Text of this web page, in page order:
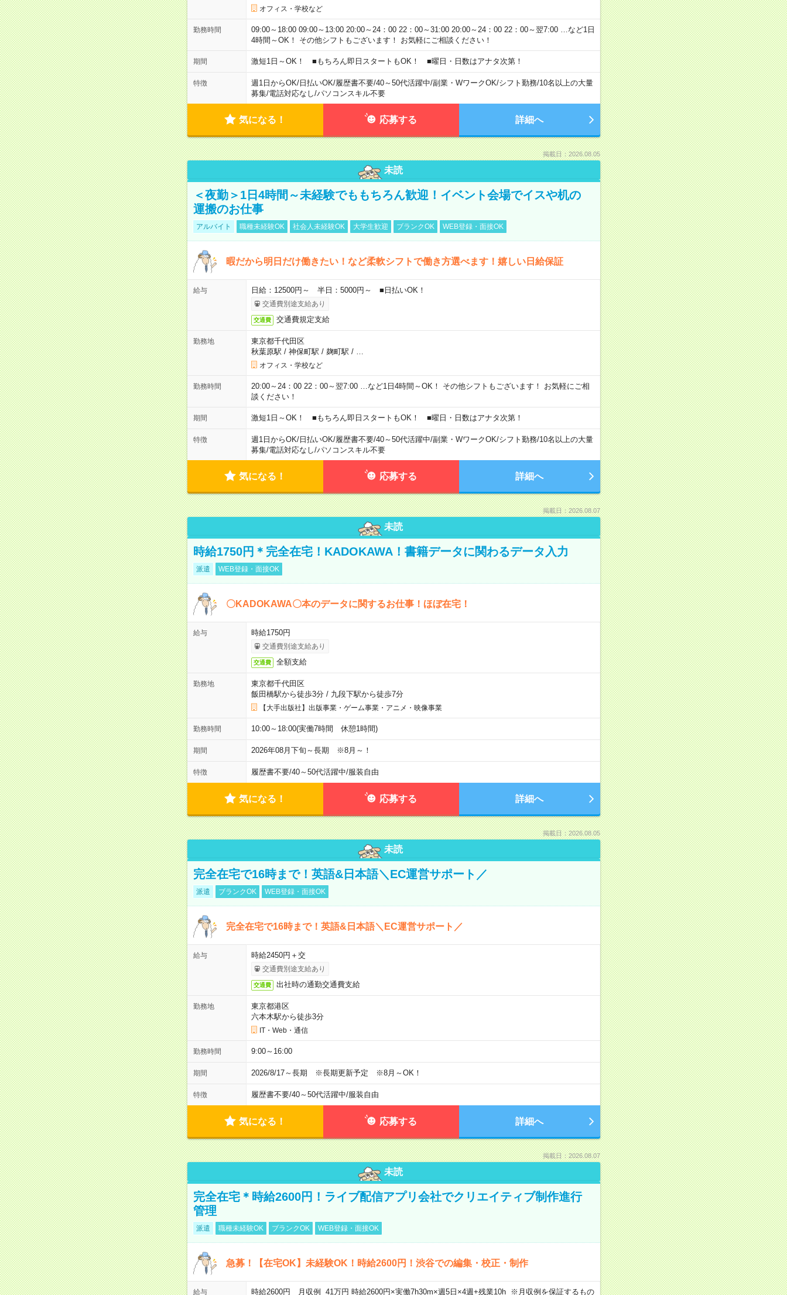
オフィス・学校など
勤務時間
09:00～18:00 09:00～13:00 20:00～24：00 22：00～31:00 20:00～24：00 22：00～翌7:00 …など1日
4時間～OK！ その他シフトもございます！ お気軽にご相談ください！
期間 激短1日～OK！ ■もちろん即日スタートもOK！ ■曜日・日数はアナタ次第！
特徴 週1日からOK/日払いOK/履歴書不要/40～50代活躍中/副業・WワークOK/シフト勤務/10名以上の大量
募集/電話対応なし/パソコンスキル不要
気になる！ 応募する 詳細へ
掲載日：2026.08.05
未読
＜夜勤＞1日4時間～未経験でももちろん歓迎！イベント会場でイスや机の
運搬のお仕事
アルバイト 職種未経験OK 社会人未経験OK 大学生歓迎 ブランクOK WEB登録・面接OK
暇だから明日だけ働きたい！など柔軟シフトで働き方選べます！嬉しい日給保証
給与 日給：12500円～ 半日：5000円～ ■日払いOK！
交通費別途支給あり
交通費 交通費規定支給
勤務地
東京都千代田区
秋葉原駅 / 神保町駅 / 麹町駅 / …
オフィス・学校など
勤務時間
20:00～24：00 22：00～翌7:00 …など1日4時間～OK！ その他シフトもございます！ お気軽にご相
談ください！
期間 激短1日～OK！ ■もちろん即日スタートもOK！ ■曜日・日数はアナタ次第！
特徴 週1日からOK/日払いOK/履歴書不要/40～50代活躍中/副業・WワークOK/シフト勤務/10名以上の大量
募集/電話対応なし/パソコンスキル不要
気になる！ 応募する 詳細へ
掲載日：2026.08.07
未読
時給1750円＊完全在宅！KADOKAWA！書籍データに関わるデータ入力
派遣 WEB登録・面接OK
〇KADOKAWA〇本のデータに関するお仕事！ほぼ在宅！
給与 時給1750円
交通費別途支給あり
交通費 全額支給
勤務地
東京都千代田区
飯田橋駅から徒歩3分/ 九段下駅から徒歩7分
【大手出版社】出版事業・ゲーム事業・アニメ・映像事業
勤務時間 10:00～18:00(実働7時間 休憩1時間)
期間 2026年08月下旬～長期 ※8月～！
特徴 履歴書不要/40～50代活躍中/服装自由
気になる！ 応募する 詳細へ
掲載日：2026.08.05
未読
完全在宅で16時まで！英語&日本語＼EC運営サポート／
派遣 ブランクOK WEB登録・面接OK
完全在宅で16時まで！英語&日本語＼EC運営サポート／
給与 時給2450円＋交
交通費別途支給あり
交通費 出社時の通勤交通費支給
勤務地
東京都港区
六本木駅から徒歩3分
IT・Web・通信
勤務時間 9:00～16:00
期間 2026/8/17～長期 ※長期更新予定 ※8月～OK！
特徴 履歴書不要/40～50代活躍中/服装自由
気になる！ 応募する 詳細へ
掲載日：2026.08.07
未読
完全在宅＊時給2600円！ライブ配信アプリ会社でクリエイティブ制作進行
管理
派遣 職種未経験OK ブランクOK WEB登録・面接OK
急募！【在宅OK】未経験OK！時給2600円！渋谷での編集・校正・制作
給与 時給2600円 月収例 41万円 時給2600円×実働7h30m×週5日×4週+残業10h ※月収例を保証するもの